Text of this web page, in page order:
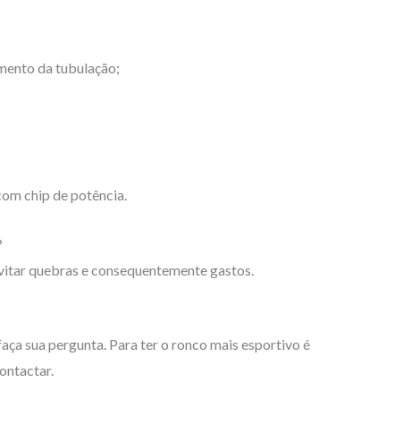
da tubulação;
chip de potência.
quebras e consequentemente gastos.
sua pergunta. Para ter o ronco mais esportivo é